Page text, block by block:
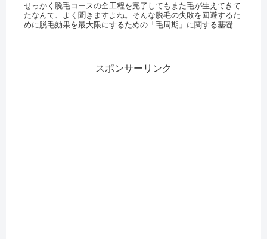
せっかく脱毛コースの全工程を完了してもまた毛が生えてきて
たなんて、よく聞きますよね。そんな脱毛の失敗を回避するた
めに脱毛効果を最大限にするための「毛周期」に関する基礎知
スポンサーリンク